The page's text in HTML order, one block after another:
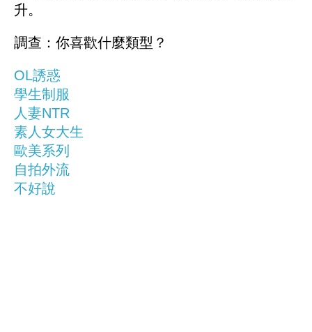
升。
調查：你喜歡什麼類型？
OL誘惑
學生制服
人妻NTR
素人女大生
歐美系列
自拍外流
不好說